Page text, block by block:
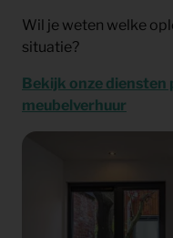
Wil je weten welke
situatie?
Bekijk onze diensten
meubelverhuur